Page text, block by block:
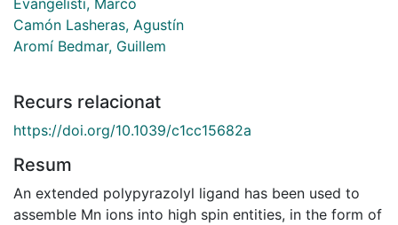
Camón Lasheras, Agustín
Aromí Bedmar, Guillem
Recurs relacionat
https://doi.org/10.1039/c1cc15682a
Resum
An extended polypyrazolyl ligand has been used to
assemble Mn ions into high spin entities, in the form of